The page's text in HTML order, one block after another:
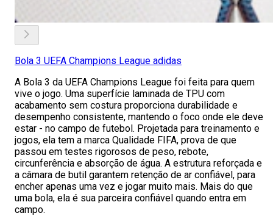
Bola 3 UEFA Champions League adidas
A Bola 3 da UEFA Champions League foi feita para quem
vive o jogo. Uma superfície laminada de TPU com
acabamento sem costura proporciona durabilidade e
desempenho consistente, mantendo o foco onde ele deve
estar - no campo de futebol. Projetada para treinamento e
jogos, ela tem a marca Qualidade FIFA, prova de que
passou em testes rigorosos de peso, rebote,
circunferência e absorção de água. A estrutura reforçada e
a câmara de butil garantem retenção de ar confiável, para
encher apenas uma vez e jogar muito mais. Mais do que
uma bola, ela é sua parceira confiável quando entra em
campo.